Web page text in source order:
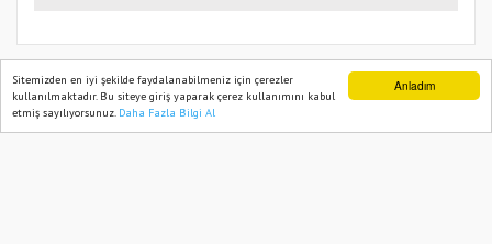
Anladım
Sitemizden en iyi şekilde faydalanabilmeniz için çerezler
kullanılmaktadır. Bu siteye giriş yaparak çerez kullanımını kabul
etmiş sayılıyorsunuz. Daha Fazla Bilgi Al
TARIM PUSULASI
Ana Sayfa Web TV